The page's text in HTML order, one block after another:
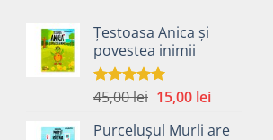
Țestoasa Anica și
povestea inimii
Evaluat la
45,00lei Prețul
a
15,00 leiPrețul
este:
Purcelușul Murli are